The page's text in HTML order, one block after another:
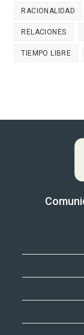
RACIONALIDAD
RELACIONES
TIEMPO LIBRE